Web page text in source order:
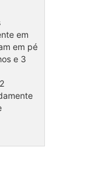
em
em pé
e 3